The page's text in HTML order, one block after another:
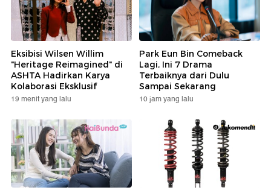
Eksibisi Wilsen Willim
"Heritage Reimagined" di
ASHTA Hadirkan Karya
Kolaborasi Eksklusif
19 menit yang lalu
Park Eun Bin Comeback
Lagi, Ini 7 Drama
Terbaiknya dari Dulu
Sampai Sekarang
10 jam yang lalu